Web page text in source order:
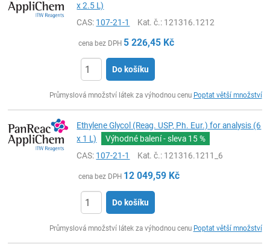
x 2.5 L)
CAS: 107-21-1 Kat. č.: 121316.1212
cena bez DPH 5 226,45 Kč
Do košíku
Průmyslová množství látek za výhodnou cenu Poptat větší množství
Ethylene Glycol (Reag. USP, Ph. Eur.) for analysis (6
x 1 L)
Výhodné balení - sleva 15 %
CAS: 107-21-1 Kat. č.: 121316.1211_6
cena bez DPH 12 049,59 Kč
Do košíku
Průmyslová množství látek za výhodnou cenu Poptat větší množství